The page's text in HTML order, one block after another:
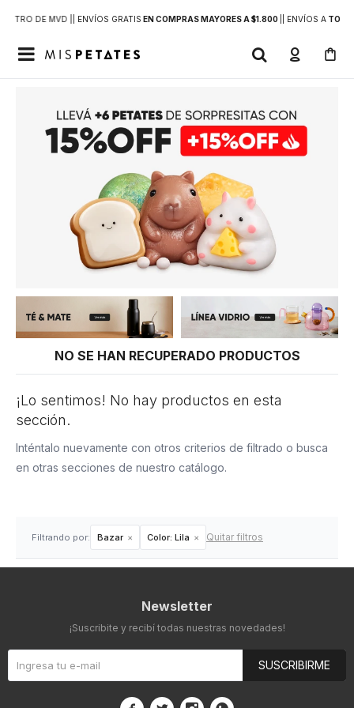
DE MVD | | ENVÍOS GRATIS EN COMPRAS MAYORES A $1.800 | ENVÍOS ATODO

NO SE HAN RECUPERADO PRODUCTOS
¡Lo sentimos! No hay productos en esta
sección.
Inténtalo nuevamente con otros criterios de filtrado o busca
en otras secciones de nuestro catálogo.
Filtrando por: Bazar Color: Lila Quitar filtros
Newsletter
¡Suscribite y recibí todas nuestras novedades!
SUSCRIBIRME